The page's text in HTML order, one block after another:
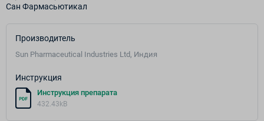
Сан Фармасьютикал
Производитель
Sun Pharmaceutical Industries Ltd, Индия
Инструкция
Инструкция препарата
432.43kB